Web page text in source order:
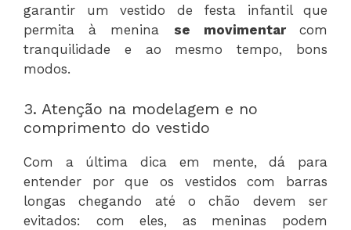
garantir um vestido de festa infantil que
permita à menina se movimentarcom
tranquilidade e ao mesmo tempo, bons
modos.
3. Atenção na modelagem e no
comprimento do vestido
Com a última dica em mente, dá para
entender por que os vestidos com barras
longas chegando até o chão devem ser
evitados: com eles, as meninas podem